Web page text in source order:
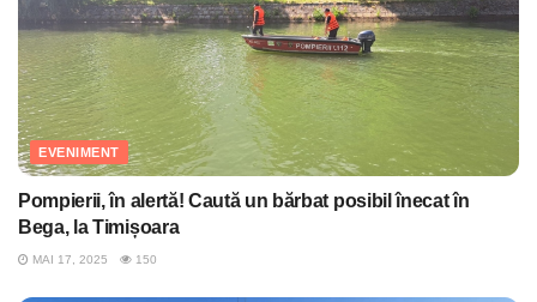
EVENIMENT
Pompierii, în alertă! Caută un bărbat posibil înecat în
Bega, la Timișoara
MAI 17, 2025 150